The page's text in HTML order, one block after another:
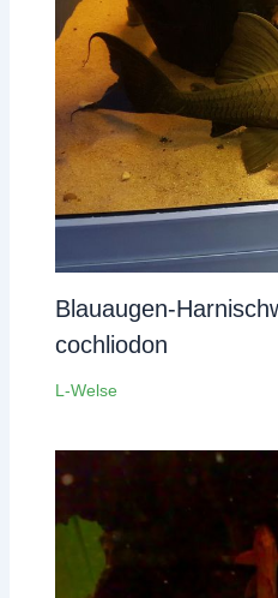
Blauaugen-
cochliodon
L-Welse